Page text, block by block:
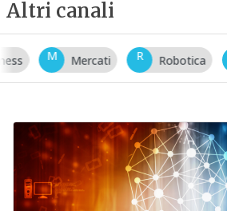
Altri canali
M Mercati R Robotica A